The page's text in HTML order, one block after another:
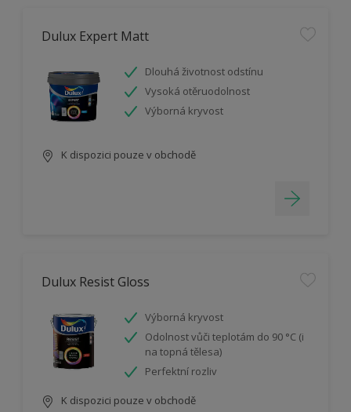
Dulux Expert Matt
Dlouhá životnost odstínu
Vysoká otěruodolnost
Výborná kryvost
K dispozici pouze v obchodě
Dulux Resist Gloss
Výborná kryvost
Odolnost vůči teplotám do 90 °C (i
na topná tělesa)
Perfektní rozliv
K dispozici pouze v obchodě